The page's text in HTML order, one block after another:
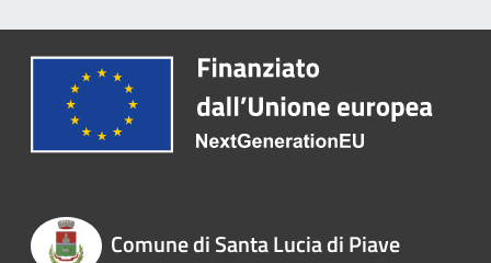
Comune di Santa Lucia di Piave